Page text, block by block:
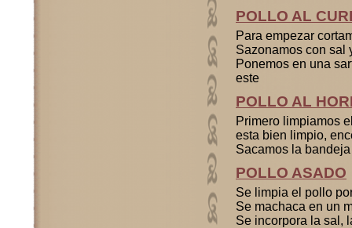
POLLO AL
Para empezar
Sazonamos con sal
Ponemos en una
este
POLLO AL
Primero limpiamos
esta bien limpio,
Sacamos la
POLLO ASADO
Se limpia el pollo
Se machaca en un
Se incorpora la sal,